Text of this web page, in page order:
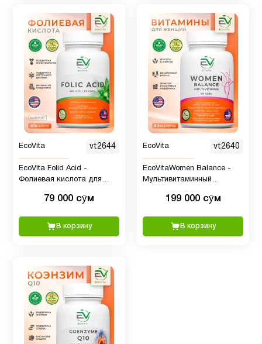
EcoVita vt2644
EcoVita Folid Acid -
Фолиевая кислота для
системы, 400 мкг, 60 капсул
79 000 сӯм
В корзину
EcoVita vt2640
EcoVitaWomen Balance -
Мультивитаминный
таблеток199 000 сӯм
В корзину